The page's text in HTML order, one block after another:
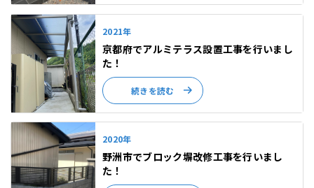
2021年
京都府でアルミテラス設置工事を行いまし
た！
続きを読む
2020年
野洲市でブロック塀改修工事を行いまし
た！